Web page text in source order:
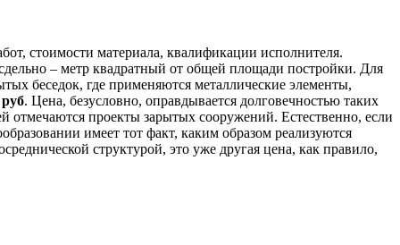
стоимости материала, квалификации исполнителя.
– метр квадратный от общей площади постройки. Для
беседок, где применяются металлические элементы,
. Цена, безусловно, оправдывается долговечностью таких
проекты зарытых сооружений. Естественно, если
имеет тот факт, каким образом реализуются
структурой, это уже другая цена, как правило,